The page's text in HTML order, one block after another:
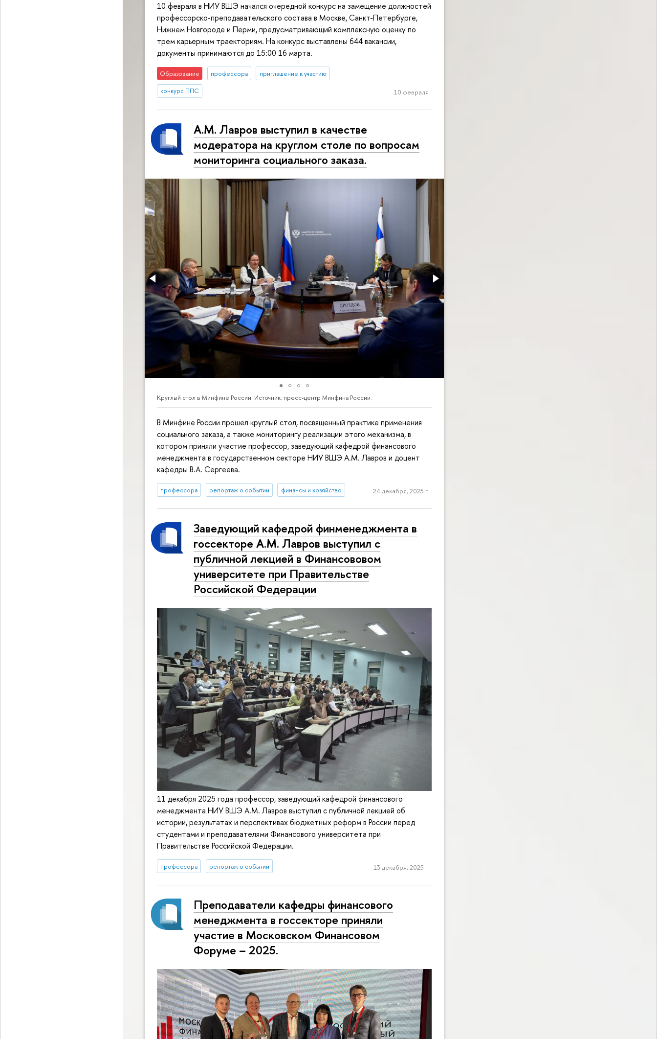
10 февраля в НИУ ВШЭ начался очередной конкурс на замещение должностей
профессорско-преподавательского состава в Москве, Санкт-Петербурге,
Нижнем Новгороде и Перми, предусматривающий комплексную оценку по
трем карьерным траекториям. На конкурс выставлены 644 вакансии,
документы принимаются до 15:00 16 марта.
Образование профессора приглашение к участию
конкурс ППС 10 февраля
А.М. Лавров выступил в качестве
модератора на круглом столе по вопросам
мониторинга социального заказа.
Круглый стол в Минфине России. Источник: пресс-центр Минфина России.
В Минфине России прошел круглый стол, посвященный практике применения
социального заказа, а также мониторингу реализации этого механизма, в
котором приняли участие профессор, заведующий кафедрой финансового
менеджмента в государственном секторе НИУ ВШЭ А.М. Лавров и доцент
кафедры В.А. Сергеева.
профессора репортаж о событии финансы и хозяйство 24 декабря, 2025 г.
Заведующий кафедрой финменеджмента в
госсекторе А.М. Лавров выступил с
публичной лекцией в Финансововом
университете при Правительстве
Российской Федерации
11 декабря 2025 года профессор, заведующий кафедрой финансового
менеджмента НИУ ВШЭ А.М. Лавров выступил с публичной лекцией об
истории, результатах и перспективах бюджетных реформ в России перед
студентами и преподавателями Финансового университета при
Правительстве Российской Федерации.
профессора репортаж о событии 13 декабря, 2025 г.
Преподаватели кафедры финансового
менеджмента в госсекторе приняли
участие в Московском Финансовом
Форуме – 2025.